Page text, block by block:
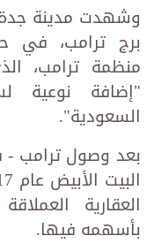
وشهدت مدينة جدة
برج ترامب، في
منظمة ترامب،
"إضافة نوعية
السعودية".
بعد وصول ترامب -
العقارية
بأسهمه فيها.